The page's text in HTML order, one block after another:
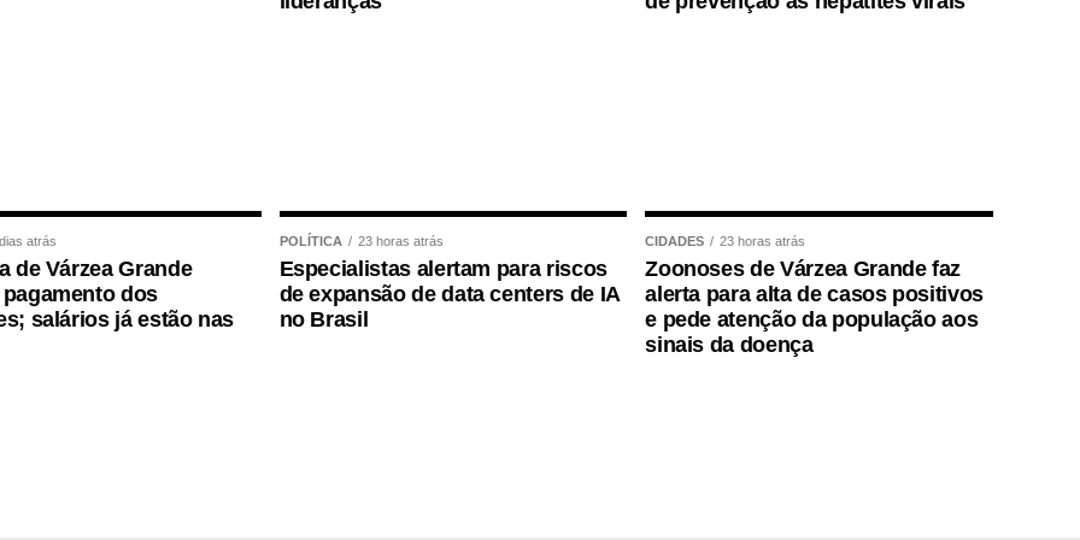
ao deputado porque, de fato, fizemos um
transparência e igualdade de oportunidades
atrás
de Várzea Grande
dos
salários já estão nas
POLÍTICA 23 horas atrás
Especialistas alertam para riscos
de expansão de data centers de IA
no Brasil
CIDADES 23 horas atrás
Zoonoses de Várzea Grande faz
alerta para alta de casos positivos
e pede atenção da população aos
sinais da doença